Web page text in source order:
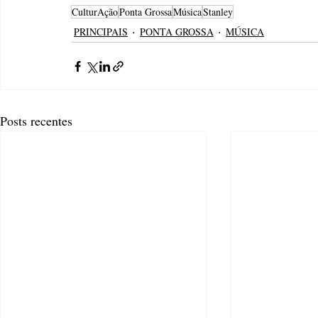
CulturAçãoPonta GrossaMúsicaStanley
PRINCIPAIS
PONTA GROSSA MÚSICA
Posts recentes